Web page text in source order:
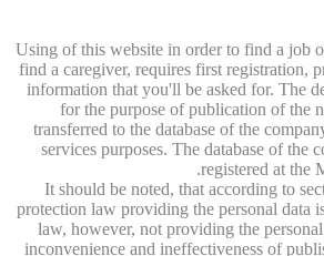
Using of this website in order to find a job
find a caregiver, requires first registration,
information that you'll be asked for. The
for the purpose of publication of the
transferred to the database of the
services purposes. The database of the
registered at the
It should be noted, that according to
protection law providing the personal data
law, however, not providing the
inconvenience and ineffectiveness of